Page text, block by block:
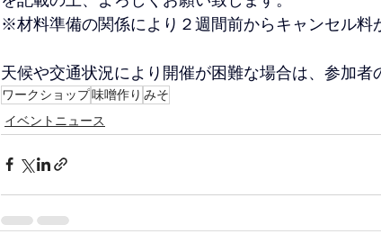
※材料準備の関係により２週間前からキャンセル料
天候や交通状況により開催が困難な場合は、参加者
ワークショップ味噌作り みそ
イベントニュース